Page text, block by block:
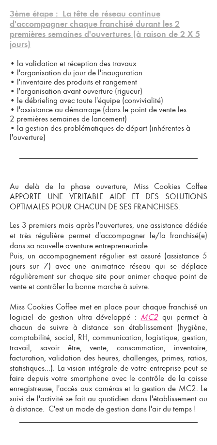
3ème étape :
La tête de réseau continue
d'accompagner chaque franchisé durant les 2
premières semaines d'ouvertures (à raison de 2 X 5
jours)
• la validation et réception des travaux
• l'organisation du jour de l'inauguration
• l'inventaire des produits et rangement
• l'organisation avant ouverture (rigueur)
• le débriefing avec toute l'équipe (convivialité)
• l'assistance au démarrage (dans le point de vente les
2 premières semaines de lancement)
• la gestion des problématiques de départ (inhérentes à
l'ouverture)
Au delà de la phase ouverture, Miss Cookies Coffee
APPORTE UNE VERITABLE AIDE ET DES SOLUTIONS
OPTIMALES POUR CHACUN DE SES FRANCHISES.
Les 3 premiers mois après l'ouvertures, une assistance dédiée
et très régulière permet d'accompagner le/la franchisé(e)
dans sa nouvelle aventure entrepreneuriale.
Puis, un accompagnement régulier est assuré (assistance 5
jours sur 7) avec une animatrice réseau qui se déplace
régulièrement sur chaque site pour animer chaque point de
vente et contrôler la bonne marche à suivre.
Miss Cookies Coffee met en place pour chaque franchisé un
logiciel de gestion ultra développé : MC2 qui permet à
chacun de suivre à distance son établissement (hygiène,
comptabilité, social, RH, communication, logistique, gestion,
travail, savoir être, vente, consommation, inventaire,
facturation, validation des heures, challenges, primes, ratios,
statistiques...). La vision intégrale de votre entreprise peut se
faire depuis votre smartphone avec le contrôle de la caisse
enregistreuse, l'accès aux caméras et la gestion de MC2. Le
suivi de l'activité se fait au quotidien dans l'établissement ou
à distance. C'est un mode de gestion dans l'air du temps !